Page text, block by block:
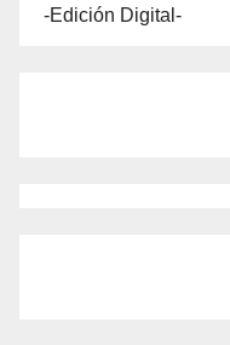
-Edición Digital-